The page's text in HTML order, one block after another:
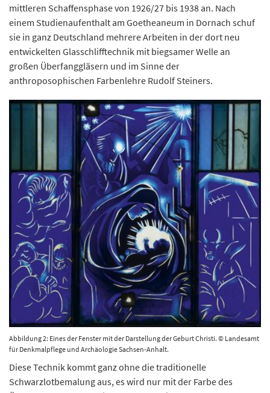
mittleren Schaffensphase von 1926/27 bis 1938 an. Nach
einem Studienaufenthalt am Goetheaneum in Dornach schuf
sie in ganz Deutschland mehrere Arbeiten in der dort neu
entwickelten Glasschlifftechnik mit biegsamer Welle an
großen Überfanggläsern und im Sinne der
anthroposophischen Farbenlehre Rudolf Steiners.
Abbildung 2: Eines der Fenster mit der Darstellung der Geburt Christi. © Landesamt
für Denkmalpflege und Archäologie Sachsen-Anhalt.
Diese Technik kommt ganz ohne die traditionelle
Schwarzlotbemalung aus, es wird nur mit der Farbe des